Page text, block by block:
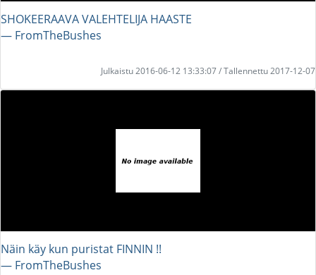
SHOKEERAAVA VALEHTELIJA HAASTE
― FromTheBushes
Julkaistu 2016-06-12 13:33:07 / Tallennettu 2017-12-07
Näin käy kun puristat FINNIN !!
― FromTheBushes